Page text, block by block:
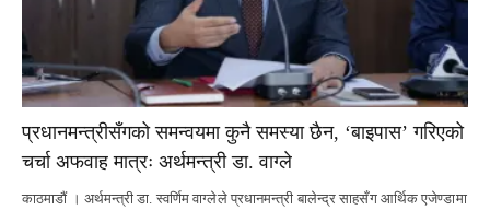
प्रधानमन्त्रीसँगको समन्वयमा कुनै समस्या छैन, ‘बाइपास’ गरिएको
चर्चा अफवाह मात्रः अर्थमन्त्री डा. वाग्ले
काठमाडौं । अर्थमन्त्री डा. स्वर्णिम वाग्लेले प्रधानमन्त्री बालेन्द्र साहसँग आर्थिक एजेण्डामा